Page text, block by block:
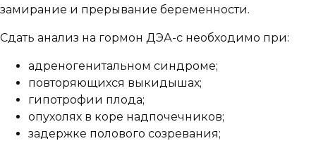
замирание и прерывание беременности.
Сдать анализ на гормон ДЭА-с необходимо при:
адреногенитальном синдроме;
повторяющихся выкидышах;
гипотрофии плода;
опухолях в коре надпочечников;
задержке полового созревания;